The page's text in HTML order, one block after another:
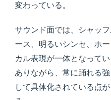
変わっている。
サウンド面では、シャッ
ース、明るいシンセ、ホ
カル表現が一体となって
ありながら、常に踊れる
して具体化されている点